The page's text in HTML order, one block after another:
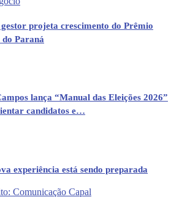
projeta crescimento do Prêmio
do Paraná
lança “Manual das Eleições 2026”
candidatos e…
experiência está sendo preparada